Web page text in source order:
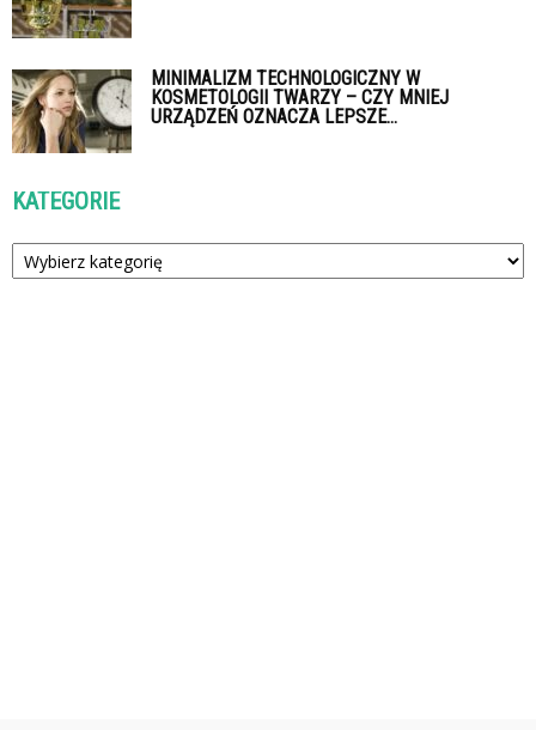
MINIMALIZM TECHNOLOGICZNY W
KOSMETOLOGII TWARZY – CZY MNIEJ
URZĄDZEŃ OZNACZA LEPSZE...
KATEGORIE
Kategorie